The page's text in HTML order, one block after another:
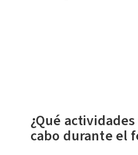
¿Qué
cabo durante el